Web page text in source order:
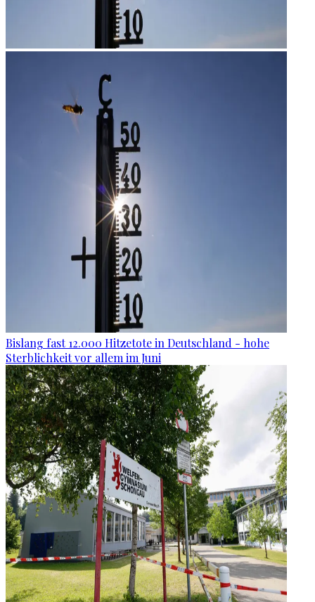
Bislang fast 12.000 Hitzetote in Deutschland - hohe
Sterblichkeit vor allem im Juni